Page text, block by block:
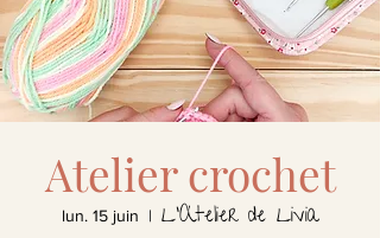
Atelier crochet
lun. 15 juin
  |
L'Atelier de Livia